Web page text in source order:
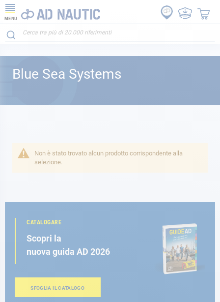
MENU
Blue Sea Systems
Non è stato trovato alcun prodotto corrispondente alla
selezione.
CATALOGARE
Scopri la
nuova guida AD 2026
SFOGLIA IL CATALOGO